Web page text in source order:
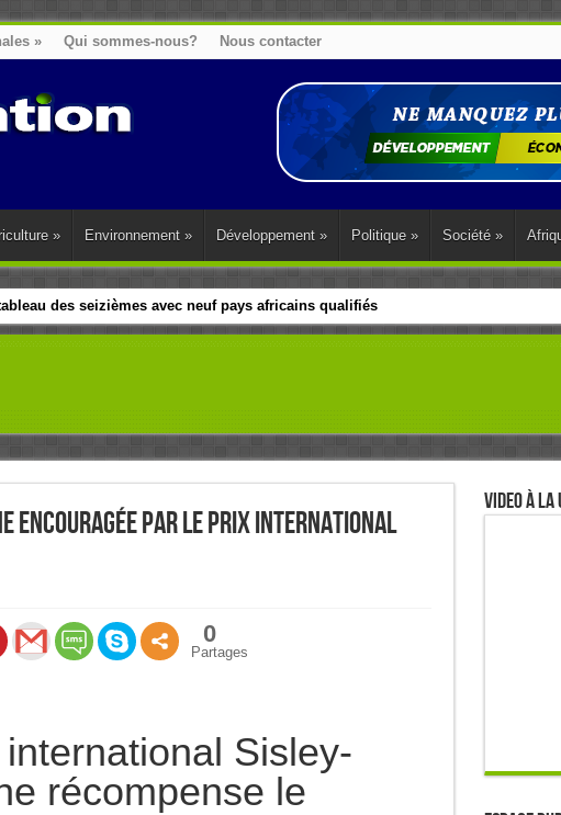
» Qui sommes-nous? Nous contacter
» Environnement » Développement » Politique » Société »
des seizièmes avec neuf pays africains qualifiés
et sa diaspora tentent de parler d’une seule voix sur la question des réparations
encouragée par le prix international
0
Partages
Sisley-
récompense le
Video à la